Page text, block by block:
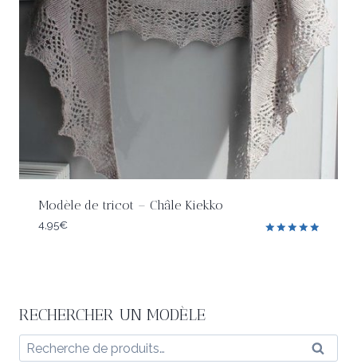
Modèle de tricot – Châle Kiekko
4,95€
RECHERCHER UN MODÈLE
Recherche
pour :